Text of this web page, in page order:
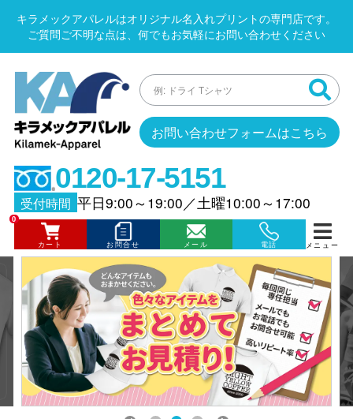
キラメックアパレルはオリジナル名入れプリントの専門店です。
ご質問ご不明な点は、何でもお気軽にお問い合わせください
お問い合わせフォームはこちら
0120-17-5151
受付時間 平日9:00～19:00／土曜10:00～17:00
カート
0
お問合せ メール 電話 メニュー